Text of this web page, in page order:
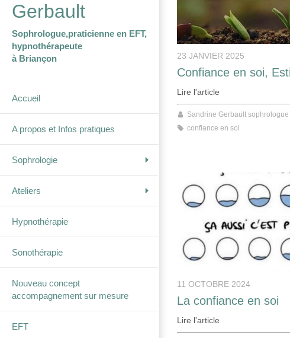
Gerbault
Sophrologue,praticienne en EFT,
hypnothérapeute
à Briançon
Accueil
A propos et Infos pratiques
Sophrologie
Ateliers
Hypnothérapie
Sonothérapie
Nouveau concept
accompagnement sur mesure
EFT
23 JANVIER 2025
Confiance en soi,
Lire l'article
Sandrine Gerbault sophrologue
confiance en soi
11 OCTOBRE 2024
La confiance en soi
Lire l'article